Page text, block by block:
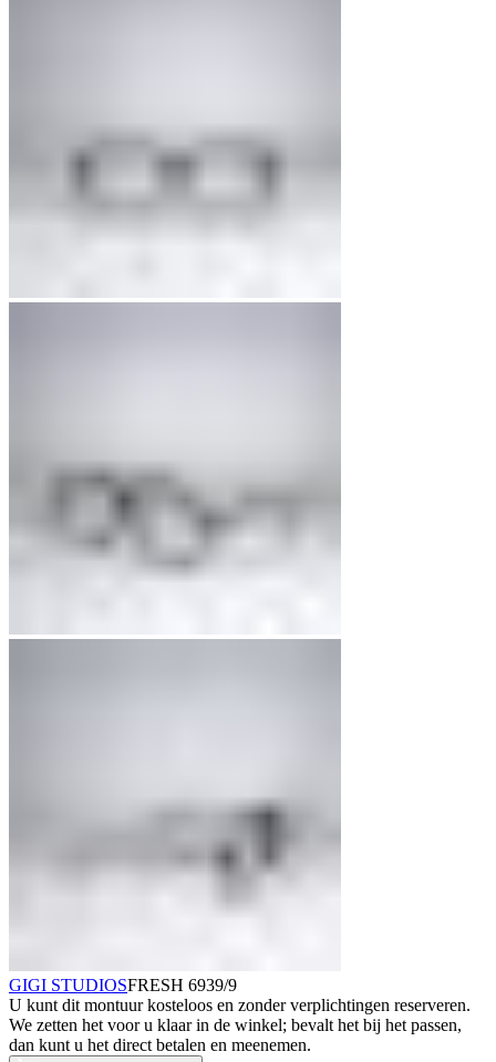
GIGI STUDIOSFRESH 6939/9
U kunt dit montuur kosteloos en zonder verplichtingen reserveren.
We zetten het voor u klaar in de winkel; bevalt het bij het passen,
dan kunt u het direct betalen en meenemen.